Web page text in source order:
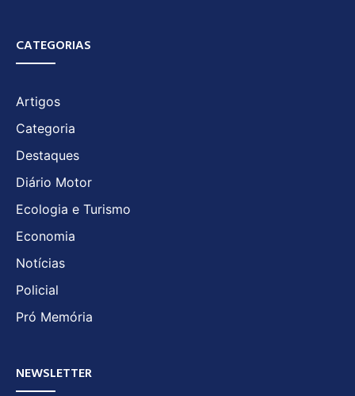
CATEGORIAS
Artigos
Categoria
Destaques
Diário Motor
Ecologia e Turismo
Economia
Notícias
Policial
Pró Memória
NEWSLETTER